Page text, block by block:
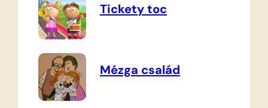
Tickety toc
Mézga család